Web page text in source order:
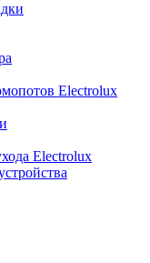
Electrolux
Electrolux